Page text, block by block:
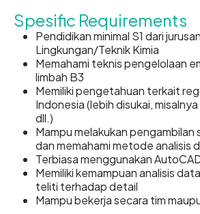
Spesific Requirements
Pendidikan minimal S1 dari
Lingkungan/Teknik Kimia
Memahami teknis pengelolaan
limbah B3
Memiliki pengetahuan terkait
Indonesia (lebih disukai,
dll.)
Mampu melakukan pengambilan
dan memahami metode analisis
Terbiasa menggunakan
Memiliki kemampuan analisis
teliti terhadap detail
Mampu bekerja secara tim